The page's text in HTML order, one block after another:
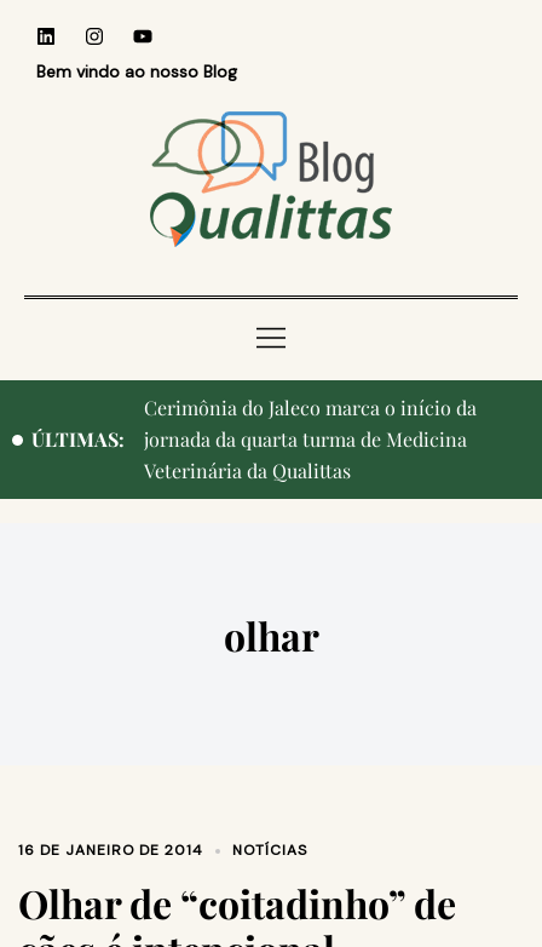
Bem vindo ao nosso Blog
ÚLTIMAS:
Cerimônia do Jaleco marca o início da
jornada da quarta turma de Medicina
Veterinária da Qualittas
olhar
16 DE JANEIRO DE 2014 NOTÍCIAS
Olhar de “coitadinho” de